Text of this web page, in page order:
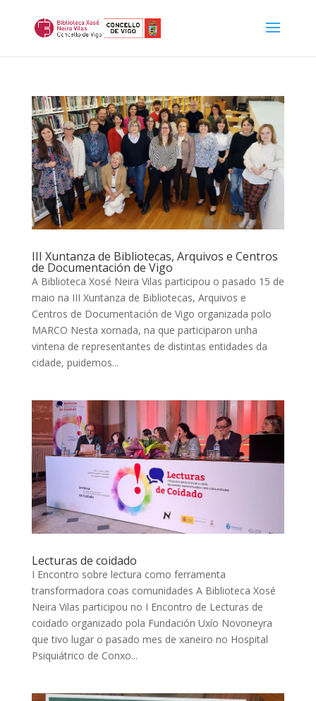
III Xuntanza de Bibliotecas, Arquivos e Centros
de Documentación de Vigo
A Biblioteca Xosé Neira Vilas participou o pasado 15 de
maio na III Xuntanza de Bibliotecas, Arquivos e
Centros de Documentación de Vigo organizada polo
MARCO Nesta xornada, na que participaron unha
vintena de representantes de distintas entidades da
cidade, puidemos...
Lecturas de coidado
I Encontro sobre lectura como ferramenta
transformadora coas comunidades A Biblioteca Xosé
Neira Vilas participou no I Encontro de Lecturas de
coidado organizado pola Fundación Uxío Novoneyra
que tivo lugar o pasado mes de xaneiro no Hospital
Psiquiátrico de Conxo...